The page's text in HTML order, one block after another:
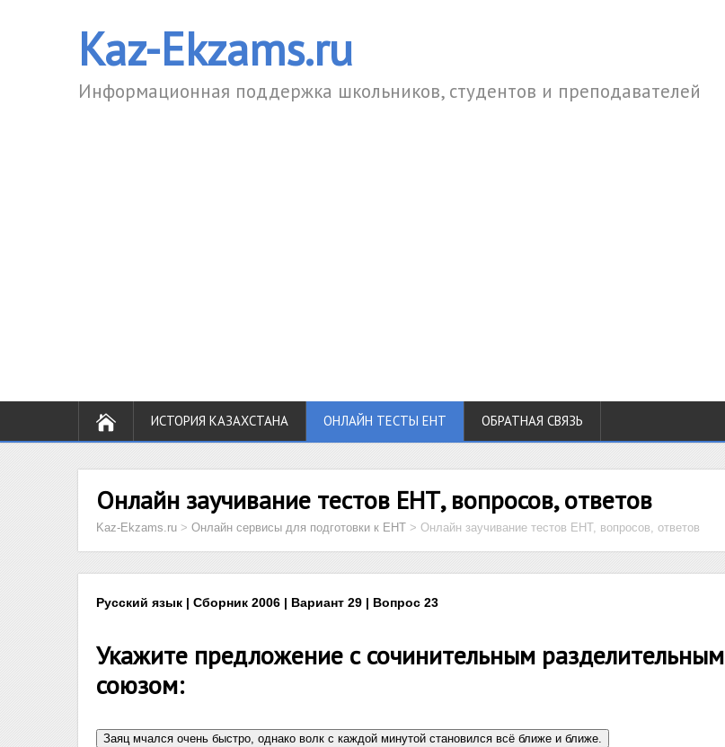
Kaz-Ekzams.ru
Информационная поддержка школьников, студентов и преподавателей
ИСТОРИЯ КАЗАХСТАНА ОНЛАЙН ТЕСТЫ ЕНТ ОБРАТНАЯ СВЯЗЬ
Онлайн заучивание тестов ЕНТ, вопросов, ответов
Kaz-Ekzams.ru > Онлайн сервисы для подготовки к ЕНТ > Онлайн заучивание тестов ЕНТ, вопросов, ответов
Русский язык | Сборник 2006 | Вариант 29 | Вопрос 23
Укажите предложение с сочинительным разделительным
союзом: